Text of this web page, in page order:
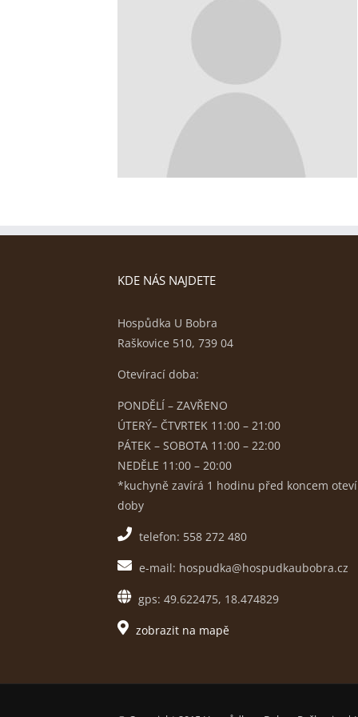
KDE NÁS NAJDETE
Hospůdka U Bobra
Raškovice 510, 739 04
Otevírací doba:
PONDĚLÍ – ZAVŘENO
ÚTERÝ– ČTVRTEK 11:00 – 21:00
PÁTEK – SOBOTA 11:00 – 22:00
NEDĚLE 11:00 – 20:00
*kuchyně zavírá 1 hodinu před koncem
doby
telefon: 558 272 480
e-mail: hospudka@hospudkaubobra.cz
gps: 49.622475, 18.474829
zobrazit na mapě